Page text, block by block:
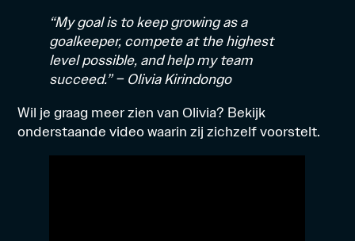
“My goal is to keep growing as a
goalkeeper, compete at the highest
level possible, and help my team
succeed.” – Olivia Kirindongo
Wil je graag meer zien van Olivia? Bekijk
onderstaande video waarin zij zichzelf voorstelt.